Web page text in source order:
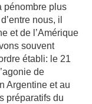
pénombre plus
nous, il
et de l’Amérique
souvent
établi: le 21
de
Argentine et au
préparatifs du